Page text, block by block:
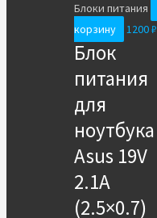
Блоки питания
корзину
1200₽
Блок
питания
для
ноутбука
Asus 19V
2.1A
(2.5×0.7)